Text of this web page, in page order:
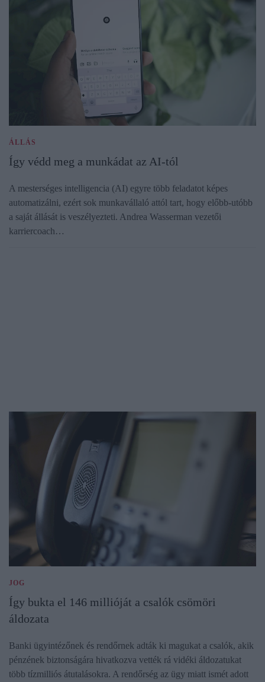
ÁLLÁS
Így védd meg a munkádat az AI-tól
A mesterséges intelligencia (AI) egyre több feladatot képes
automatizálni, ezért sok munkavállaló attól tart, hogy előbb-utóbb
a saját állását is veszélyezteti. Andrea Wasserman vezetői
karriercoach…
JOG
Így bukta el 146 millióját a csalók csömöri
áldozata
Banki ügyintézőnek és rendőrnek adták ki magukat a csalók, akik
pénzének biztonságára hivatkozva vették rá vidéki áldozatukat
több tízmilliós átutalásokra. A rendőrség az ügy miatt ismét adott